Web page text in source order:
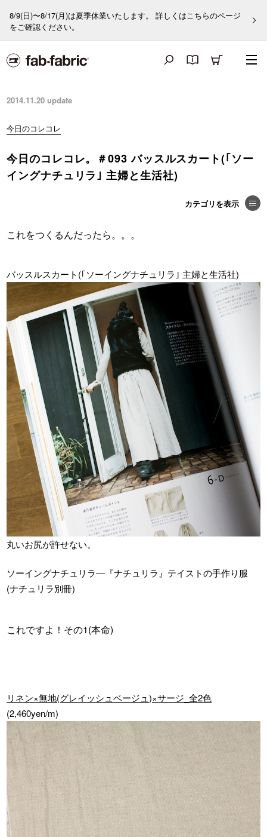
8/9(日)〜8/17(月)は夏季休業いたします。 詳しくはこちらのページ
をご確認ください。
2014.11.20 update
今日のコレコレ
今日のコレコレ。＃093 バッスルスカート(｢ソー
イングナチュリラ｣ 主婦と生活社)
これをつくるんだったら。。。
バッスルスカート(｢ソーイングナチュリラ｣ 主婦と生活社)
丸いお尻が許せない。
ソーイングナチュリラ―『ナチュリラ』テイストの手作り服
(ナチュリラ別冊)
これですよ！その1(本命)
リネン×無地(グレイッシュベージュ)×サージ_全2色
(2,460yen/m)